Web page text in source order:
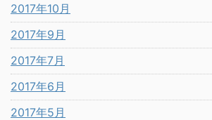
2017年10月
2017年9月
2017年7月
2017年6月
2017年5月